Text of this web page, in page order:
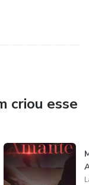
criou esse